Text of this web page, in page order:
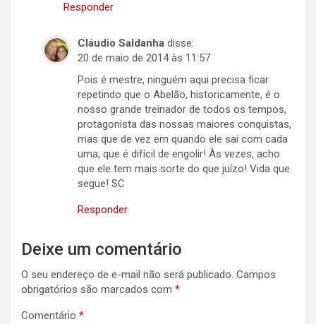
Responder
Cláudio Saldanha disse:
20 de maio de 2014 às 11:57
Pois é mestre, ninguém aqui precisa ficar
repetindo que o Abelão, historicamente, é o
nosso grande treinador de todos os tempos,
protagonista das nossas maiores conquistas,
mas que de vez em quando ele sai com cada
uma, que é difícil de engolir! Às vezes, acho
que ele tem mais sorte do que juízo! Vida que
segue! SC
Responder
Deixe um comentário
O seu endereço de e-mail não será publicado. Campos
obrigatórios são marcados com *
Comentário *